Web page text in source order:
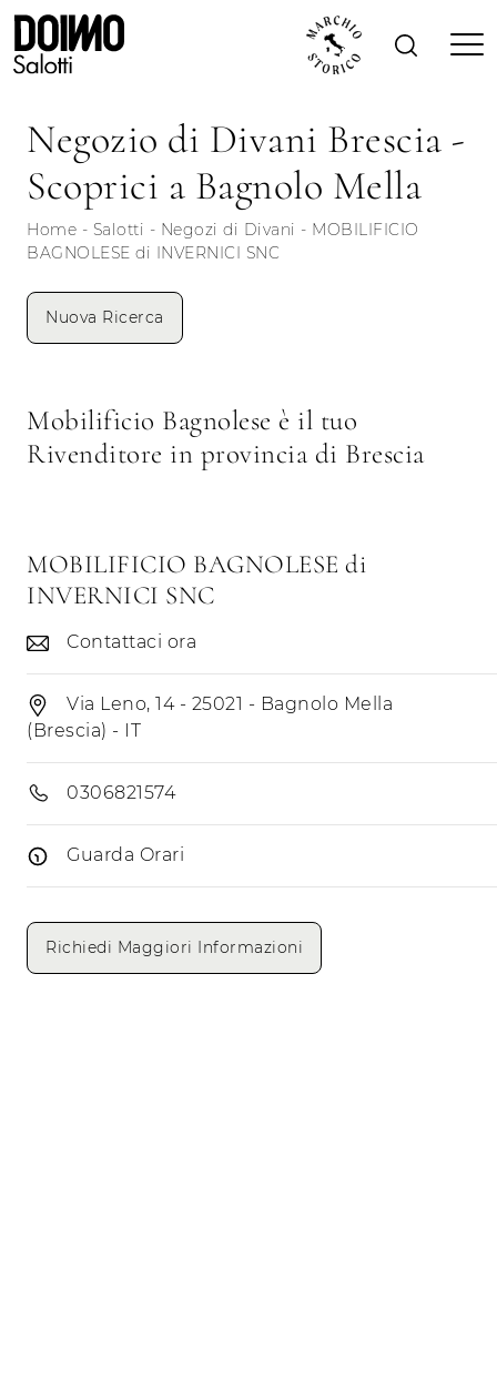
Negozio di Divani Brescia -
Scoprici a Bagnolo Mella
Home - Salotti - Negozi di Divani - MOBILIFICIO
BAGNOLESE di INVERNICI SNC
Nuova Ricerca
MOBILIFICIO BAGNOLESE di
INVERNICI SNC
Contattaci ora
Via Leno, 14 - 25021 - Bagnolo Mella
(Brescia) - IT
0306821574
Guarda Orari
Lunedì
Richiedi Maggiori Informazioni
Mobilificio Bagnolese è il tuo
Rivenditore in provincia di Brescia